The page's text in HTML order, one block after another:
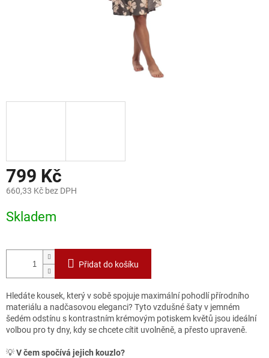
799 Kč
660,33 Kč bez DPH
cena:
Skladem
Přidat do košíku
Hledáte kousek, který v sobě spojuje maximální pohodlí přírodního
materiálu a nadčasovou eleganci? Tyto vzdušné šaty v jemném
šedém odstínu s kontrastním krémovým potiskem květů jsou ideální
volbou pro ty dny, kdy se chcete cítit uvolněně, a přesto upraveně.
💡V čem spočívá jejich kouzlo?